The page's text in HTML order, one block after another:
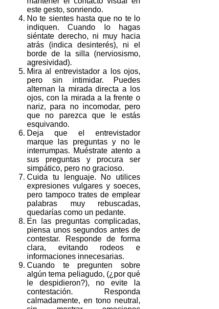
este gesto, sonriendo.
No te sientes hasta que no te lo
indiquen. Cuando lo hagas
siéntate derecho, ni muy hacia
atrás (indica desinterés), ni el
borde de la silla (nerviosismo,
agresividad).
Mira al entrevistador a los ojos,
pero sin intimidar. Puedes
alternan la mirada directa a los
ojos, con la mirada a la frente o
nariz, para no incomodar, pero
que no parezca que le estás
esquivando.
Deja que el entrevistador
marque las preguntas y no le
interrumpas. Muéstrate atento a
sus preguntas y procura ser
simpático, pero no gracioso.
Cuida tu lenguaje. No utilices
expresiones vulgares y soeces,
pero tampoco trates de emplear
palabras muy rebuscadas,
quedarías como un pedante.
En las preguntas complicadas,
piensa unos segundos antes de
contestar. Responde de forma
clara, evitando rodeos e
informaciones innecesarias.
Cuando te pregunten sobre
algún tema peliagudo, (¿por qué
le despidieron?), no evite la
contestación. Responda
calmadamente, en tono neutral,